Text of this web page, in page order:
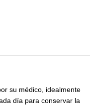
su médico, idealmente
día para conservar la